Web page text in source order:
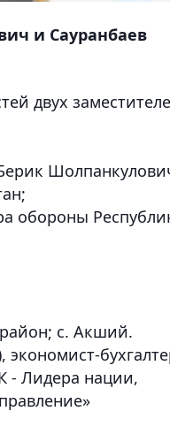
и Сауранбаев
двух
обороны
с. Акший.
экономист-
- Лидера нации,